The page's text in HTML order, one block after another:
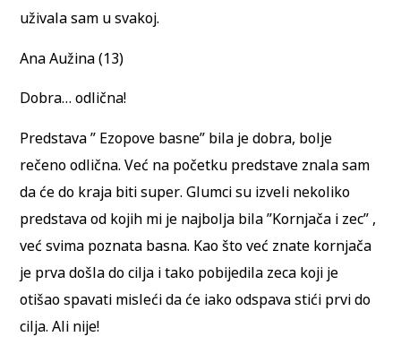
uživala sam u svakoj.
Ana Aužina (13)
Dobra… odlična!
Predstava ” Ezopove basne” bila je dobra, bolje
rečeno odlična. Već na početku predstave znala sam
da će do kraja biti super. Glumci su izveli nekoliko
predstava od kojih mi je najbolja bila ”Kornjača i zec” ,
već svima poznata basna. Kao što već znate kornjača
je prva došla do cilja i tako pobijedila zeca koji je
otišao spavati misleći da će iako odspava stići prvi do
cilja. Ali nije!